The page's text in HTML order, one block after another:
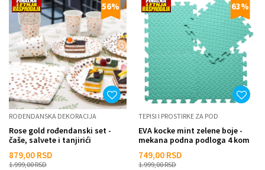
56%
ROĐENDANSKA DEKORACIJA
Rose gold rođendanski set -
čaše, salvete i tanjirići
879,00 RSD
1.999,00RSD
63%
TEPISI I PROSTIRKE ZA POD
EVA kocke mint zelene boje -
mekana podna podloga 4 kom
749,00 RSD
1.999,00RSD